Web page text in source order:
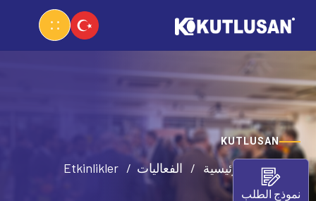
KUTLUSAN
الصفحة الرئيسية الفعاليات Etkinlikler
نموذج الطلب